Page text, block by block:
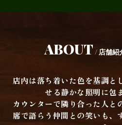
ABOUT / 店舗紹
店内は落ち着いた色を基調と
せる静かな照明に包
カウンターで隣り合った人と
席で語らう仲間との笑いも、